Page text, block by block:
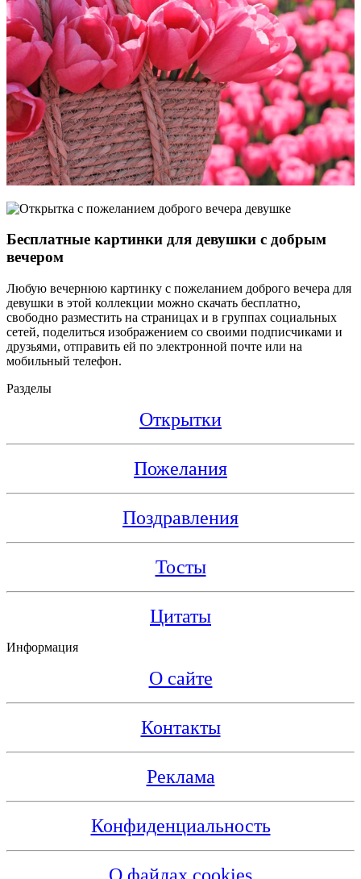
Бесплатные картинки для девушки с добрым
вечером
Любую вечернюю картинку с пожеланием доброго вечера для
девушки в этой коллекции можно скачать бесплатно,
свободно разместить на страницах и в группах социальных
сетей, поделиться изображением со своими подписчиками и
друзьями, отправить ей по электронной почте или на
мобильный телефон.
Разделы
Открытки
Пожелания
Поздравления
Тосты
Цитаты
Информация
О сайте
Контакты
Реклама
Конфиденциальность